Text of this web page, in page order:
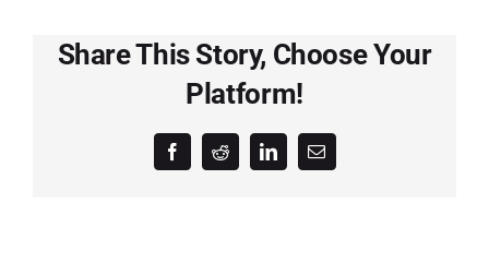
Share This Story, Choose Your
Platform!
FacebookRedditLinkedInEmail: